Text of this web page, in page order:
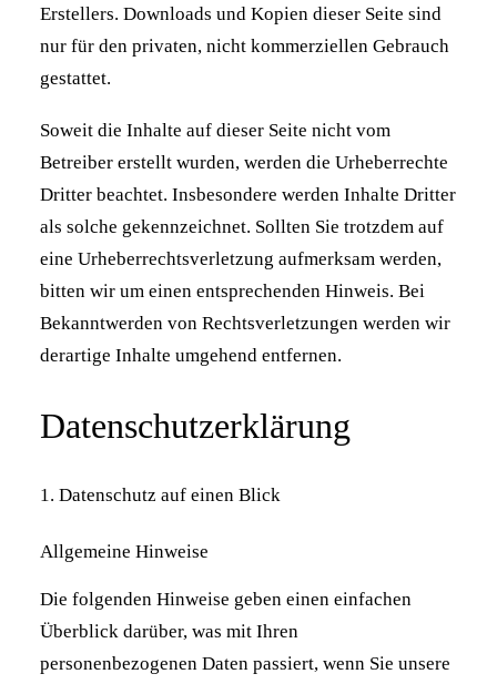
Erstellers. Downloads und Kopien dieser Seite sind
nur für den privaten, nicht kommerziellen Gebrauch
gestattet.
Soweit die Inhalte auf dieser Seite nicht vom
Betreiber erstellt wurden, werden die Urheberrechte
Dritter beachtet. Insbesondere werden Inhalte Dritter
als solche gekennzeichnet. Sollten Sie trotzdem auf
eine Urheberrechtsverletzung aufmerksam werden,
bitten wir um einen entsprechenden Hinweis. Bei
Bekanntwerden von Rechtsverletzungen werden wir
derartige Inhalte umgehend entfernen.
Datenschutzerklärung
1. Datenschutz auf einen Blick
Allgemeine Hinweise
Die folgenden Hinweise geben einen einfachen
Überblick darüber, was mit Ihren
personenbezogenen Daten passiert, wenn Sie unsere